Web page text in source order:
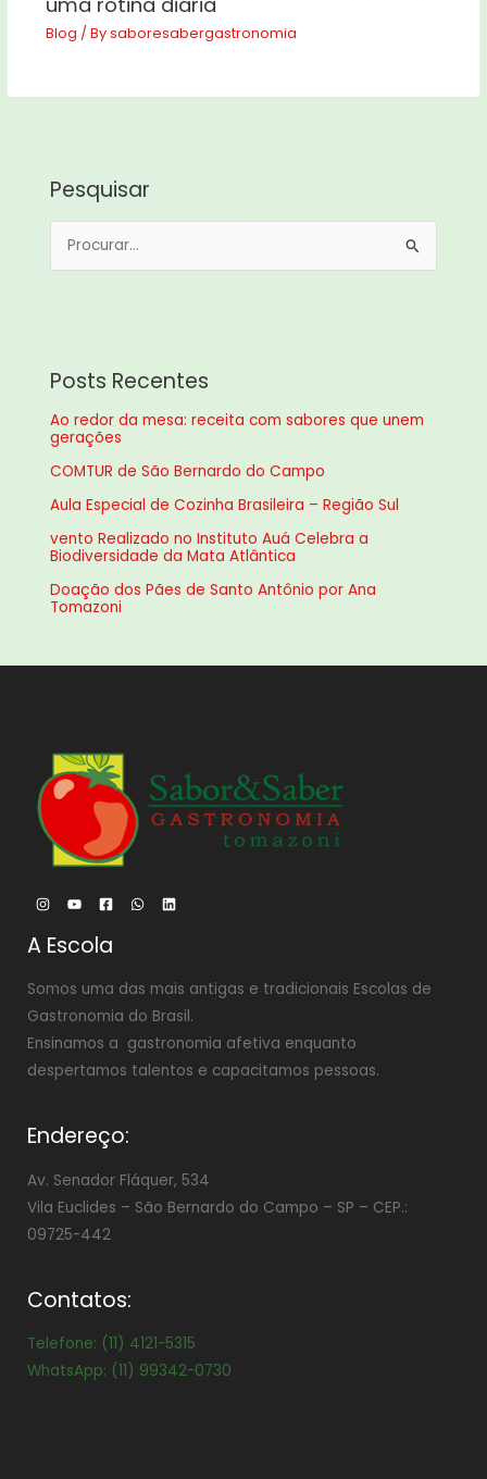
Blog / Bysaboresabergastronomia
Pesquisar
i
s
a
r
p
o
:
Posts Recentes
Ao redor da mesa: receita com sabores que unem
gerações
COMTUR de São Bernardo do Campo
Aula Especial de Cozinha Brasileira – Região Sul
vento Realizado no Instituto Auá Celebra a
Biodiversidade da Mata Atlântica
Doação dos Pães de Santo Antônio por Ana
Tomazoni
A Escola
Somos uma das mais antigas e tradicionais Escolas de
Gastronomia do Brasil.
Ensinamos a gastronomia afetiva enquanto
despertamos talentos e capacitamos pessoas.
Endereço:
Av. Senador Fláquer, 534
Vila Euclides – São Bernardo do Campo – SP – CEP.:
09725-442
Contatos:
Telefone: (11) 4121-5315
WhatsApp: (11) 99342-0730